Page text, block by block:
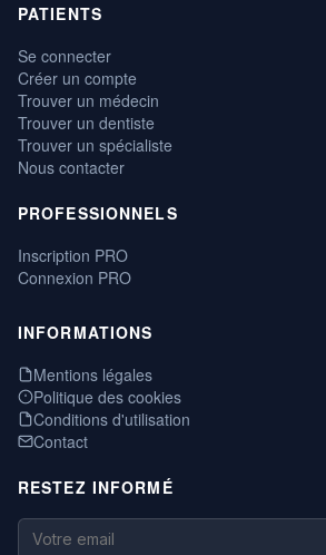
PATIENTS
Se connecter
Créer un compte
Trouver un médecin
Trouver un dentiste
Trouver un spécialiste
Nous contacter
PROFESSIONNELS
Inscription PRO
Connexion PRO
INFORMATIONS
Mentions légales
Politique des cookies
Conditions d'utilisation
Contact
RESTEZ INFORMÉ